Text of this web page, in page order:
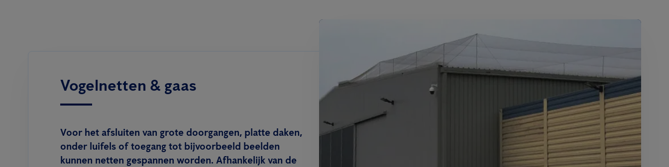
Vogelnetten & gaas
Voor het afsluiten van grote doorgangen, platte daken,
onder luifels of toegang tot bijvoorbeeld beelden
kunnen netten gespannen worden. Afhankelijk van de